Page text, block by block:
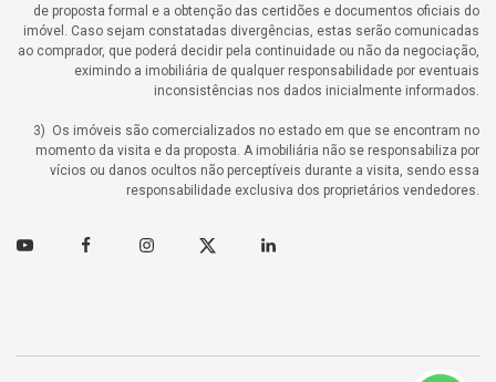
de proposta formal e a obtenção das certidões e documentos oficiais do
imóvel. Caso sejam constatadas divergências, estas serão comunicadas
ao comprador, que poderá decidir pela continuidade ou não da negociação,
eximindo a imobiliária de qualquer responsabilidade por eventuais
inconsistências nos dados inicialmente informados.
3) Os imóveis são comercializados no estado em que se encontram no
momento da visita e da proposta. A imobiliária não se responsabiliza por
vícios ou danos ocultos não perceptíveis durante a visita, sendo essa
responsabilidade exclusiva dos proprietários vendedores.
Youtube FacebookInstagramTwitter Linkedin